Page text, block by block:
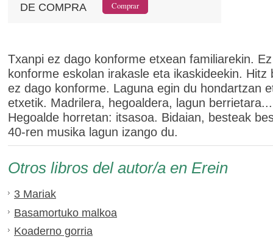
DE COMPRA
Txanpi ez dago konforme etxean familiarekin.
konforme eskolan irakasle eta ikaskideekin. Hitz
ez dago konforme. Laguna egin du hondartzan
etxetik. Madrilera, hegoaldera, lagun berrietara...
Hegoalde horretan: itsasoa. Bidaian, besteak
40-ren musika lagun izango du.
Otros libros del autor/a en Erein
3 Mariak
Basamortuko malkoa
Koaderno gorria